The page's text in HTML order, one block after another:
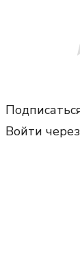
Войти через